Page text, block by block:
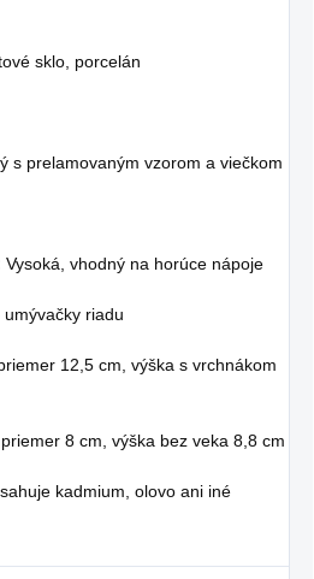
sklo, porcelán
s prelamovaným vzorom a viečkom
Vysoká, vhodný na horúce nápoje
riadu
12,5 cm, výška s vrchnákom
priemer 8 cm, výška bez veka 8,8 cm
kadmium, olovo ani iné